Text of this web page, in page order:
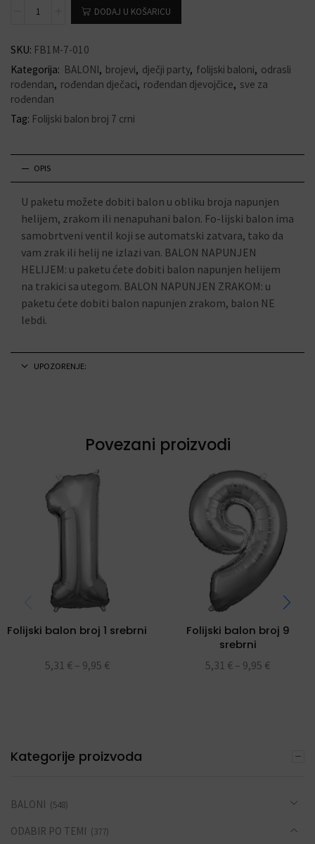
DODAJ U KOŠARICU
SKU: FB1M-7-010
Kategorija: BALONI, brojevi, dječji party, folijski baloni, odrasli
rođendan, rođendan dječaci, rođendan djevojčice, sve za
rođendan
Tag: Folijski balon broj 7 crni
OPIS
U paketu možete dobiti balon u obliku broja napunjen
helijem, zrakom ili nenapuhani balon. Fo-lijski balon ima
samobrtveni ventil koji se automatski zatvara, tako da
vam zrak ili helij ne izlazi van. BALON NAPUNJEN
HELIJEM: u paketu ćete dobiti balon napunjen helijem
na trakici sa utegom. BALON NAPUNJEN ZRAKOM: u
paketu ćete dobiti balon napunjen zrakom, balon NE
lebdi.
UPOZORENJE:
Povezani proizvodi
Folijski balon broj 1 srebrni
5,31 € – 9,95 €
Folijski balon broj 9
srebrni
5,31 € – 9,95 €
Kategorije proizvoda
BALONI (548)
ODABIR PO TEMI (377)